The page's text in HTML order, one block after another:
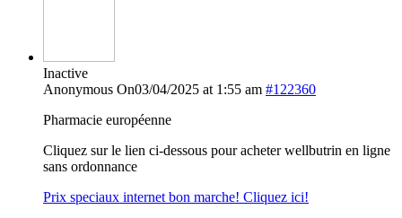
Inactive
Anonymous On03/04/2025 at 1:55 am #122360
Pharmacie européenne
Cliquez sur le lien ci-dessous pour acheter wellbutrin en ligne
sans ordonnance
Prix speciaux internet bon marche! Cliquez ici!